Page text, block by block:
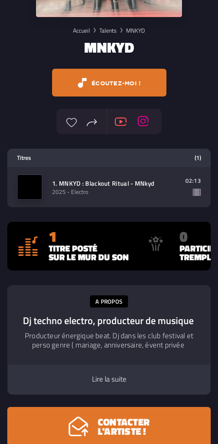
Accueil Talents MNKYD
MNKYD
ÉCOUTEZ-MOI !
contenu à lire (audio/video)
Titres (1)
1. MNKYD : Blackout Ritual - MNkyd
2025 - Electro
02:13
1
TITRE POSTÉ
SUR LE MUR DU SON
0
A PROPOS
Dj techno electro, producteur de musique
Producteur énergique beat. Dj dans les club festival et
perso genre ( mariage, anniversaire, évent privée
Lire la suite
CONTACTER
L'ARTISTE !